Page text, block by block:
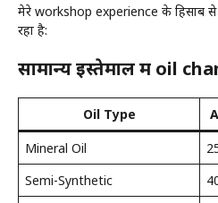
मेरे workshop experience के हिसाब
रहा है:
सामान्य इस्तेमाल में oil
Oil Type
Mineral Oil
Semi-Synthetic